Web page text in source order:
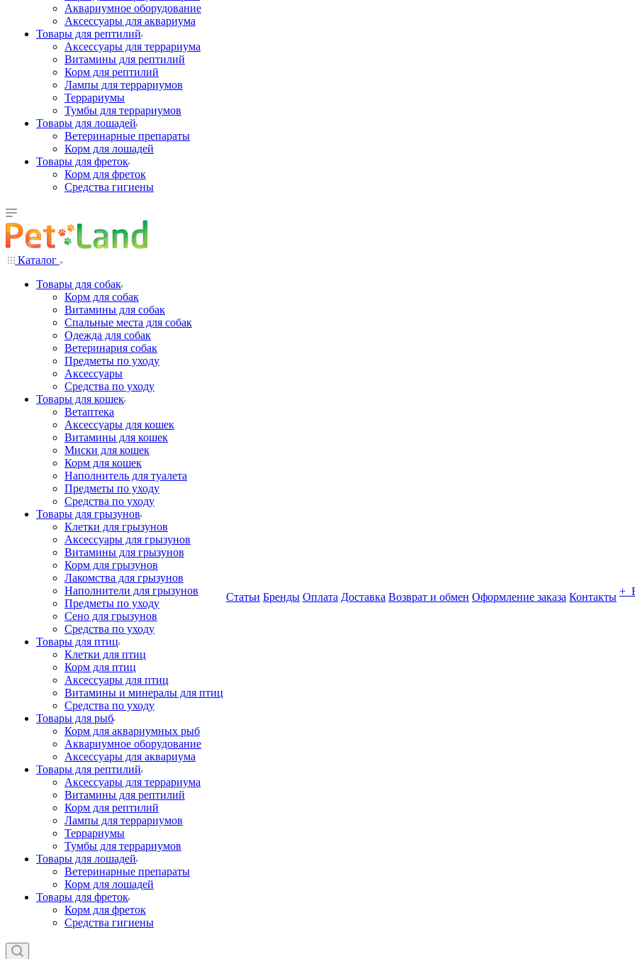
Аквариумное оборудование
Аксессуары для аквариума
Товары для рептилий
Аксессуары для террариума
Витамины для рептилий
Корм для рептилий
Лампы для террариумов
Террариумы
Тумбы для террариумов
Товары для лошадей
Ветеринарные препараты
Корм для лошадей
Товары для фреток
Корм для фреток
Средства гигиены
Каталог
Товары для собак
Корм для собак
Витамины для собак
Спальные места для собак
Одежда для собак
Ветеринария собак
Предметы по уходу
Аксессуары
Средства по уходу
Товары для кошек
Ветаптека
Аксессуары для кошек
Витамины для кошек
Миски для кошек
Корм для кошек
Наполнитель для туалета
Предметы по уходу
Средства по уходу
Товары для грызунов
Клетки для грызунов
Аксессуары для грызунов
Витамины для грызунов
Корм для грызунов
Лакомства для грызунов
Наполнители для грызунов
Предметы по уходу
Сено для грызунов
Средства по уходу
Товары для птиц
Клетки для птиц
Корм для птиц
Аксессуары для птиц
Витамины и минералы для птиц
Средства по уходу
Товары для рыб
Корм для аквариумных рыб
Аквариумное оборудование
Аксессуары для аквариума
Товары для рептилий
Аксессуары для террариума
Витамины для рептилий
Корм для рептилий
Лампы для террариумов
Террариумы
Тумбы для террариумов
Товары для лошадей
Ветеринарные препараты
Корм для лошадей
Товары для фреток
Корм для фреток
Средства гигиены
Статьи Бренды Оплата Доставка Возврат и обмен Оформление заказа Контакты +